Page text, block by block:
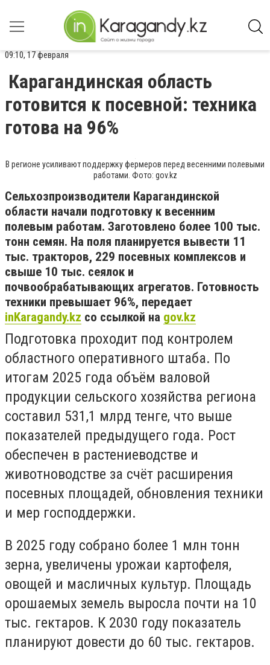
09:10, 17 февраля
Карагандинская область
готовится к посевной: техника
готова на 96%
В регионе усиливают поддержку фермеров перед весенними полевыми
работами. Фото: gov.kz
Сельхозпроизводители Карагандинской
области начали подготовку к весенним
полевым работам. Заготовлено более 100 тыс.
тонн семян. На поля планируется вывести 11
тыс. тракторов, 229 посевных комплексов и
свыше 10 тыс. сеялок и
почвообрабатывающих агрегатов. Готовность
техники превышает 96%, передает
inKaragandy.kz со ссылкой на gov.kz
Подготовка проходит под контролем
областного оперативного штаба. По
итогам 2025 года объём валовой
продукции сельского хозяйства региона
составил 531,1 млрд тенге, что выше
показателей предыдущего года. Рост
обеспечен в растениеводстве и
животноводстве за счёт расширения
посевных площадей, обновления техники
и мер господдержки.
В 2025 году собрано более 1 млн тонн
зерна, увеличены урожаи картофеля,
овощей и масличных культур. Площадь
орошаемых земель выросла почти на 10
тыс. гектаров. К 2030 году показатель
планируют довести до 60 тыс. гектаров.